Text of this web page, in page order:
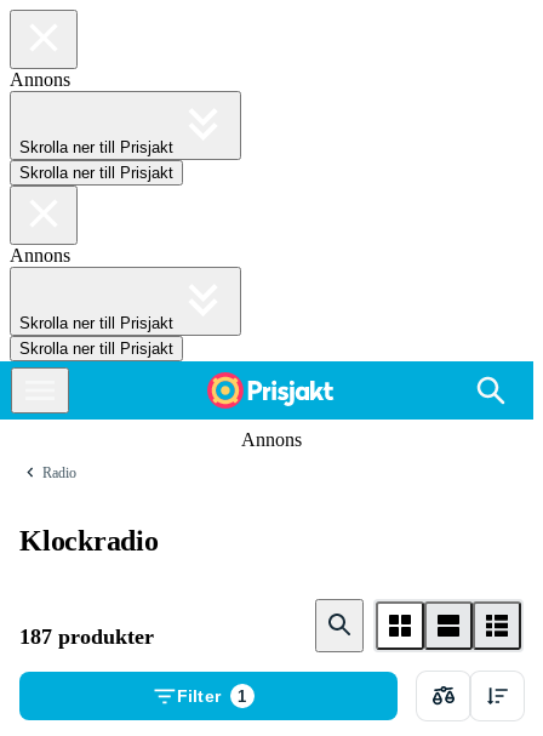
Annons
Skrolla ner till Prisjakt
Skrolla ner till Prisjakt
Annons
Skrolla ner till Prisjakt
Skrolla ner till Prisjakt
Annons
Radio
Klockradio
187 produkter
Filter 1